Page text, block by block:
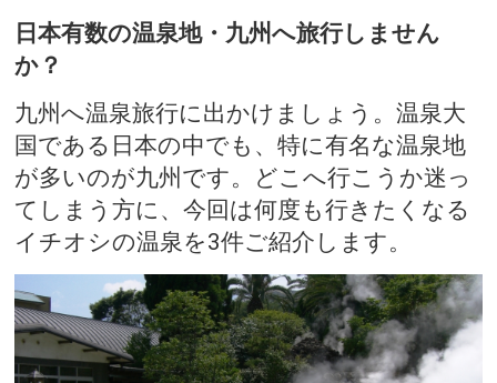
日本有数の温泉地・九州へ旅行しません
か？
九州へ温泉旅行に出かけましょう。温泉大
国である日本の中でも、特に有名な温泉地
が多いのが九州です。どこへ行こうか迷っ
てしまう方に、今回は何度も行きたくなる
イチオシの温泉を3件ご紹介します。